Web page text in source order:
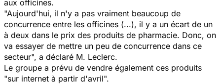
aux officines.
"Aujourd'hui, il n'y a pas vraiment beaucoup de
concurrence entre les officines (...), il y a un écart de un
à deux dans le prix des produits de pharmacie. Donc, on
va essayer de mettre un peu de concurrence dans ce
secteur", a déclaré M. Leclerc.
Le groupe a prévu de vendre également ces produits
"sur internet à partir d'avril".